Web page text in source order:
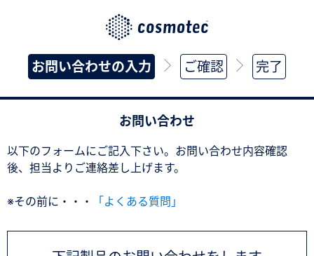
お問い合わせの入力 ご確認 完了
お問い合わせ
以下のフォームにご記入下さい。お問い合わせ内容確認
後、担当よりご連絡差し上げます。
※その前に・・・ 「よくある質問」